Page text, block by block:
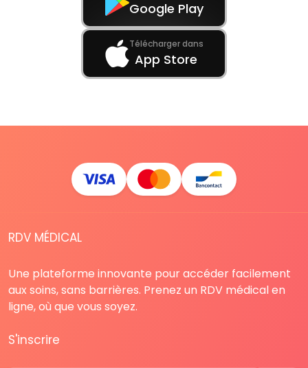
Google Play
Télécharger dans
App Store
RDV MÉDICAL
Une plateforme innovante pour accéder facilement
aux soins, sans barrières. Prenez un RDV médical en
ligne, où que vous soyez.
S'inscrire